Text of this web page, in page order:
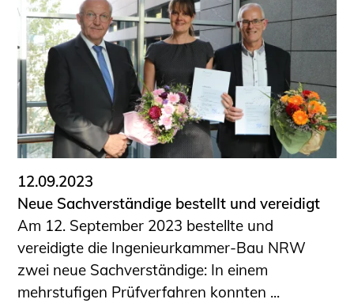
12.09.2023
Neue Sachverständige bestellt und vereidigt
Am 12. September 2023 bestellte und
vereidigte die Ingenieurkammer-Bau NRW
zwei neue Sachverständige: In einem
mehrstufigen Prüfverfahren konnten ...